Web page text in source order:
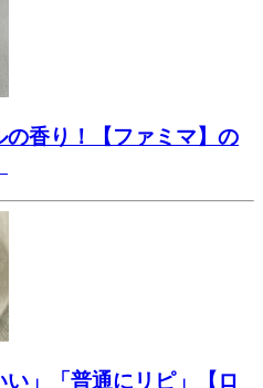
の香り！【ファミマ】の
い」「普通にリピ」【ロ